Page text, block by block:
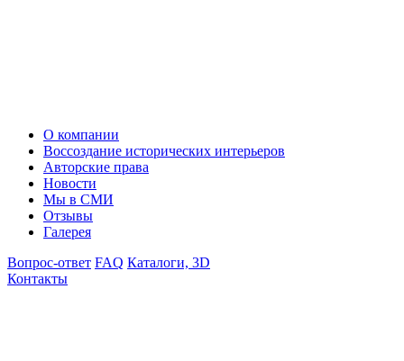
О компании
Воссоздание исторических интерьеров
Авторские права
Новости
Мы в СМИ
Отзывы
Галерея
Вопрос-ответ FAQ Каталоги, 3D
Контакты